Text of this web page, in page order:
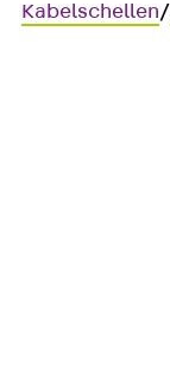
Kabelschellen/
zur